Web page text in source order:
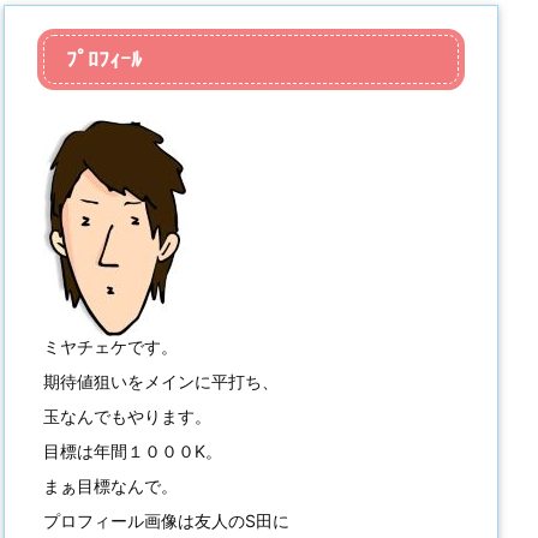
ﾌﾟﾛﾌｨｰﾙ
ミヤチェケです。
期待値狙いをメインに平打ち、
玉なんでもやります。
目標は年間１０００K。
まぁ目標なんで。
プロフィール画像は友人のS田に